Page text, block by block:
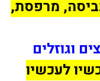
מרפסת,
וגוזלים
לעכשיו